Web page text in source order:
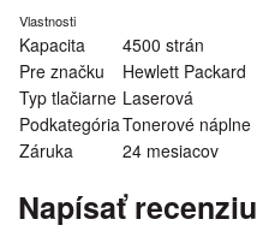
Vlastnosti
Kapacita
4500 strán
Pre značku
Hewlett Packard
Typ tlačiarne Laserová
PodkategóriaTonerové náplne
Záruka
24 mesiacov
Napísať recenziu